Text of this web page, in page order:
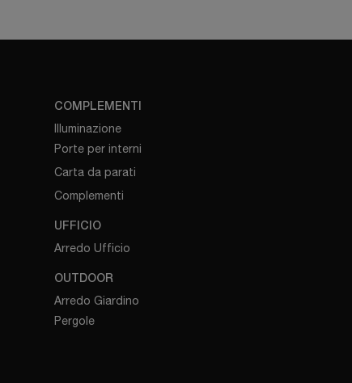
COMPLEMENTI
Illuminazione
Porte per interni
Carta da parati
Complementi
UFFICIO
Arredo Ufficio
OUTDOOR
Arredo Giardino
Pergole